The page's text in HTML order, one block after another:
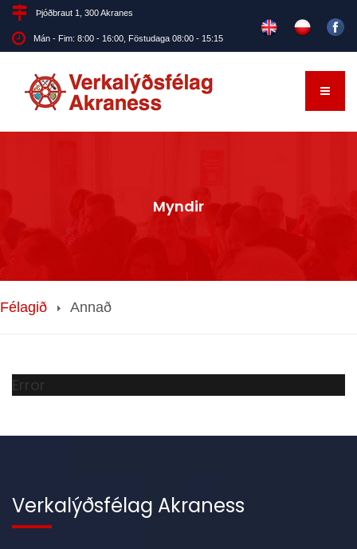
Þjóðbraut 1, 300 Akranes
Mán - Fim: 8:00 - 16:00, Föstudaga 08:00 - 15:15
Myndir
Félagið Annað
Error
Verkalýðsfélag Akraness